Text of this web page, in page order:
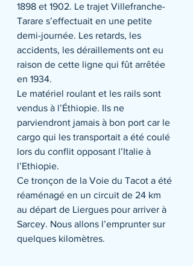
1898 et 1902. Le trajet Villefranche-
Tarare s’effectuait en une petite
demi-journée. Les retards, les
accidents, les déraillements ont eu
raison de cette ligne qui fût arrêtée
en 1934.
Le matériel roulant et les rails sont
vendus à l’Éthiopie. Ils ne
parviendront jamais à bon port car le
cargo qui les transportait a été coulé
lors du conflit opposant l’Italie à
l’Ethiopie.
Ce tronçon de la Voie du Tacot a été
réaménagé en un circuit de 24 km
au départ de Liergues pour arriver à
Sarcey. Nous allons l’emprunter sur
quelques kilomètres.